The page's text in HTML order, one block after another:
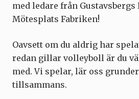
med ledare från
Mötesplats Fabriken!
Oavsett om du aldrig har
redan gillar volleyboll är du
med. Vi spelar, lär oss
tillsammans.